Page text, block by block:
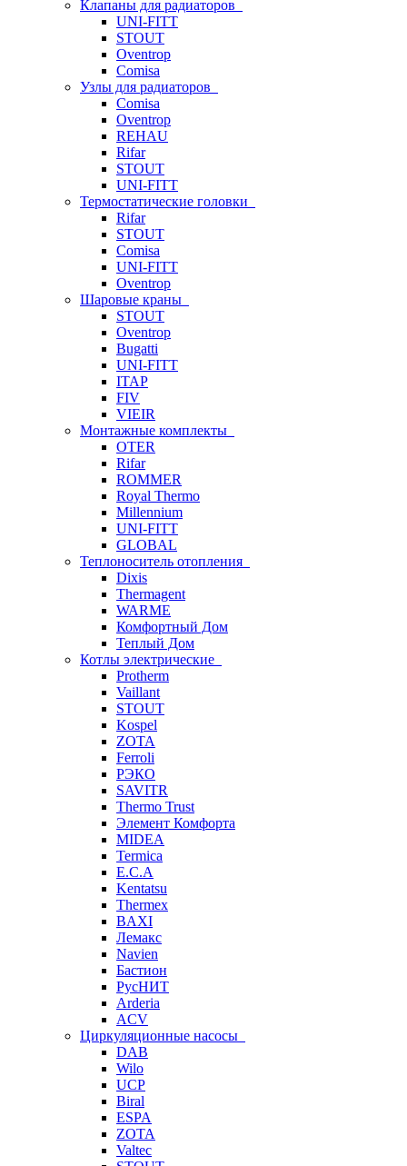
Клапаны для радиаторов
UNI-FITT
STOUT
Oventrop
Comisa
Узлы для радиаторов
Comisa
Oventrop
REHAU
Rifar
STOUT
UNI-FITT
Термостатические головки
Rifar
STOUT
Comisa
UNI-FITT
Oventrop
Шаровые краны
STOUT
Oventrop
Bugatti
UNI-FITT
ITAP
FIV
VIEIR
Монтажные комплекты
OTER
Rifar
ROMMER
Royal Thermo
Millennium
UNI-FITT
GLOBAL
Теплоноситель отопления
Dixis
Thermagent
WARME
Комфортный Дом
Теплый Дом
Котлы электрические
Protherm
Vaillant
STOUT
Kospel
ZOTA
Ferroli
РЭКО
SAVITR
Thermo Trust
Элемент Комфорта
MIDEA
Termica
E.C.A
Kentatsu
Thermex
BAXI
Лемакс
Navien
Бастион
РусНИТ
Arderia
ACV
Циркуляционные насосы
DAB
Wilo
UCP
Biral
ESPA
ZOTA
Valtec